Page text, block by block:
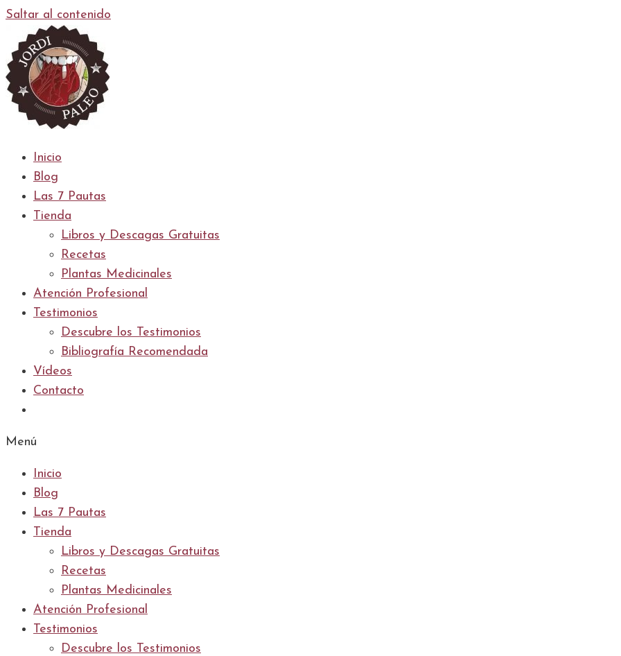
Saltar al contenido
Inicio
Blog
Las 7 Pautas
Tienda
Libros y Descagas Gratuitas
Recetas
Plantas Medicinales
Atención Profesional
Testimonios
Descubre los Testimonios
Bibliografía Recomendada
Vídeos
Contacto
Menú
Inicio
Blog
Las 7 Pautas
Tienda
Libros y Descagas Gratuitas
Recetas
Plantas Medicinales
Atención Profesional
Testimonios
Descubre los Testimonios